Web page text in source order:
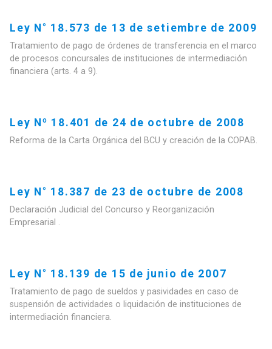
Ley N° 18.573 de 13 de setiembre de 2009
Tratamiento de pago de órdenes de transferencia en el marco
de procesos concursales de instituciones de intermediación
financiera (arts. 4 a 9).
Ley Nº 18.401 de 24 de octubre de 2008
Reforma de la Carta Orgánica del BCU y creación de la COPAB.
Ley N° 18.387 de 23 de octubre de 2008
Declaración Judicial del Concurso y Reorganización
Empresarial .
Ley N° 18.139 de 15 de junio de 2007
Tratamiento de pago de sueldos y pasividades en caso de
suspensión de actividades o liquidación de instituciones de
intermediación financiera.